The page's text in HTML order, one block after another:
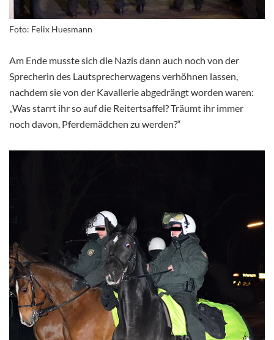
Foto: Felix Huesmann
Am Ende musste sich die Nazis dann auch noch von der
Sprecherin des Lautsprecherwagens verhöhnen lassen,
nachdem sie von der Kavallerie abgedrängt worden waren:
„Was starrt ihr so auf die Reitertsaffel? Träumt ihr immer
noch davon, Pferdemädchen zu werden?“